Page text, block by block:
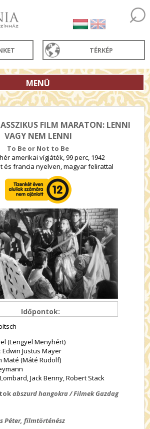
TÉRKÉP
MENÜ
FILM MARATON: LENNI
VAGY NEM LENNI
To Be or Not to Be
amerikai vígjáték, 99 perc, 1942
és francia nyelven, magyar felirattal
Időpontok:
(Lengyel Menyhért)
Edwin Justus Mayer
Maté (Máté Rudolf)
Jack Benny, Robert Stack
abszurd hangokra / Filmek Gazdag
Péter, filmtörténész